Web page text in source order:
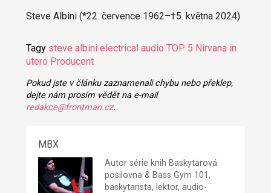
Steve Albini (*22. července 1962–†5. května 2024)
Tagy steve albini electrical audio TOP 5 Nirvana in
utero Producent
Pokud jste v článku zaznamenali chybu nebo překlep,
dejte nám prosím vědět na e-mail
redakce@frontman.cz.
MBX
Autor série knih Baskytarová
posilovna & Bass Gym 101,
baskytarista, lektor, audio-